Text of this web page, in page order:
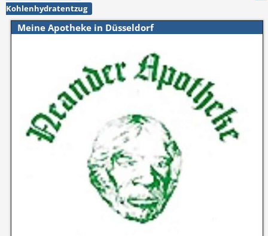
Kohlenhydratentzug
Meine Apotheke in Düsseldorf